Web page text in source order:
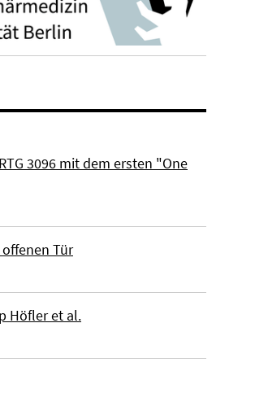
3096 mit dem ersten "One
Tür
Höfler et al.